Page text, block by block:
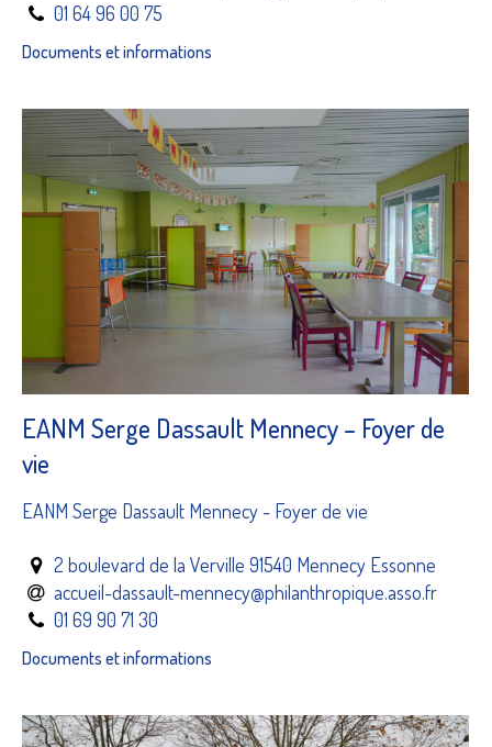
01 64 96 00 75
Documents et informations
EANM Serge Dassault Mennecy – Foyer de
vie
EANM Serge Dassault Mennecy - Foyer de vie
2 boulevard de la Verville 91540 Mennecy Essonne
accueil-dassault-mennecy@philanthropique.asso.fr
01 69 90 71 30
Documents et informations